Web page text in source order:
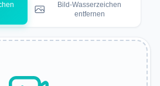
Bild‑Wasserzeichen
entfernen